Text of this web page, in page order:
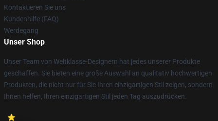
Kontaktieren Sie uns
Kundenhilfe (FAQ)
Werdegang
Unser Shop
Unser Team von Weltklasse-Designern hat jedes unserer Produkte
geschaffen. Sie bieten eine große Auswahl an qualitativ hochwertigen
Produkten, die nicht nur für Sie Ihren einzigartigen Stil zeigen, sondern
Ihnen helfen, Ihren einzigartigen Stil jeden Tag auszudrücken.